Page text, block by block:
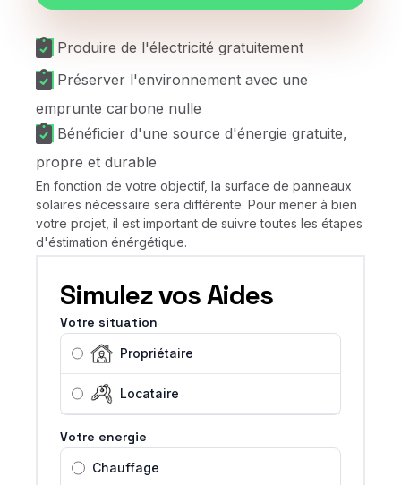
Produire de l'électricité gratuitement
Préserver l'environnement avec une
emprunte carbone nulle
Bénéficier d'une source d'énergie gratuite,
propre et durable
En fonction de votre objectif, la surface de panneaux
solaires nécessaire sera différente. Pour mener à bien
votre projet, il est important de suivre toutes les étapes
d'éstimation énérgétique.
Simulez vos Aides
Votre situation
Propriétaire
Locataire
Votre energie
Chauffage